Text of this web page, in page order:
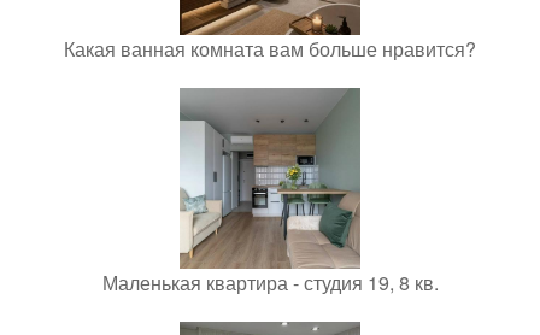
Какая ванная комната вам больше нравится?
Маленькая квартира - студия 19, 8 кв.